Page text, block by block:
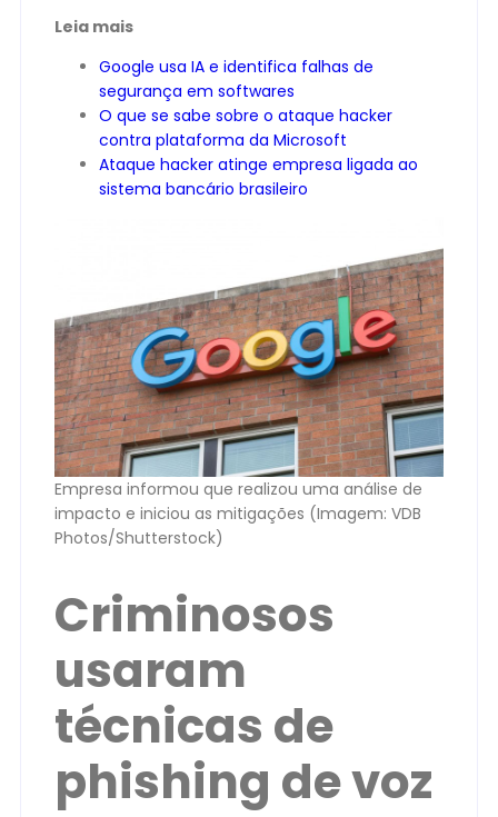
Leia mais
Google usa IA e identifica falhas de
segurança em softwares
O que se sabe sobre o ataque hacker
contra plataforma da Microsoft
Ataque hacker atinge empresa ligada ao
sistema bancário brasileiro
Empresa informou que realizou uma análise de
impacto e iniciou as mitigações (Imagem: VDB
Photos/Shutterstock)
Criminosos
usaram
técnicas de
phishing de voz